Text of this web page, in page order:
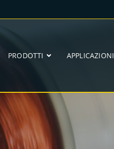
PRODOTTI APPLICAZIONI